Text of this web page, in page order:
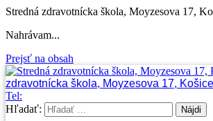
Stredná zdravotnícka škola, Moyzesova 17,
Nahrávam...
Prejsť na obsah
zdravotnícka škola, Moyzesova 17, Košice
Tel:
Hľadať: